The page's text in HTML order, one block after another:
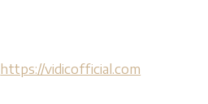
https://vidicofficial.com